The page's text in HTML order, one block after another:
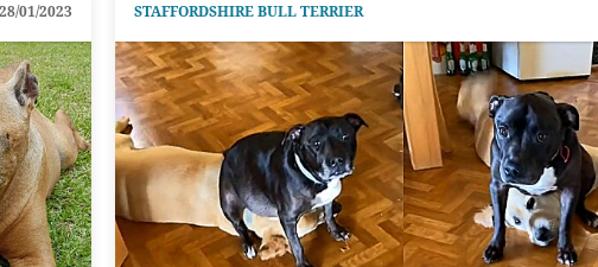
28/01/2023 STAFFORDSHIRE BULL TERRIER